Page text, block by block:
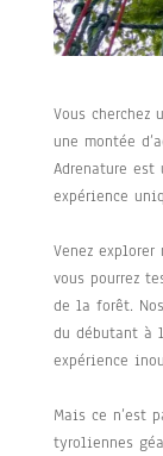
Vous
une montée
Adrenature
expérience
Venez
vous pourrez
de la forêt.
du débutant à
expérience
Mais ce n’est
tyroliennes